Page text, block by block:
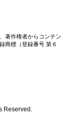
著作権者からコンテン
商標（登録番号 第６
Reserved.